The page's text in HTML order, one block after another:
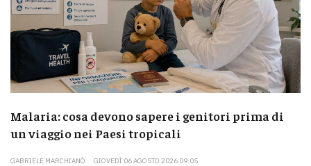
Malaria: cosa devono sapere i genitori prima di
un viaggio nei Paesi tropicali
GABRIELE MARCHIANÒ GIOVEDÌ 06 AGOSTO 2026 09:05